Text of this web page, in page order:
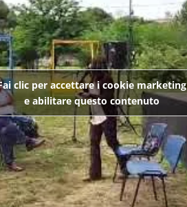
clic per accettare i cookie marketing
e abilitare questo contenuto